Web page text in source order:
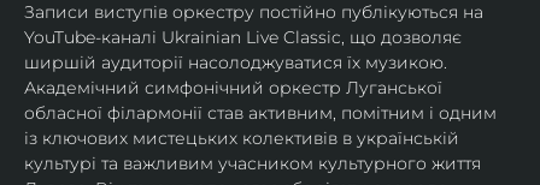
Записи виступів оркестру постійно публікуються на
YouTube-каналі Ukrainian Live Classic, що дозволяє
ширшій аудиторії насолоджуватися їх музикою​.
Академічний симфонічний оркестр Луганської
обласної філармонії став активним, помітним і одним
із ключових мистецьких колективів в українській
культурі та важливим учасником культурного життя